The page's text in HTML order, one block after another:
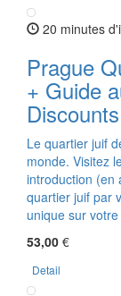
20 minutes
Prague
+ Guide
Discounts
Le quartier juif
monde. Visitez
introduction (en
quartier juif par
unique sur
53,00 €
Detail